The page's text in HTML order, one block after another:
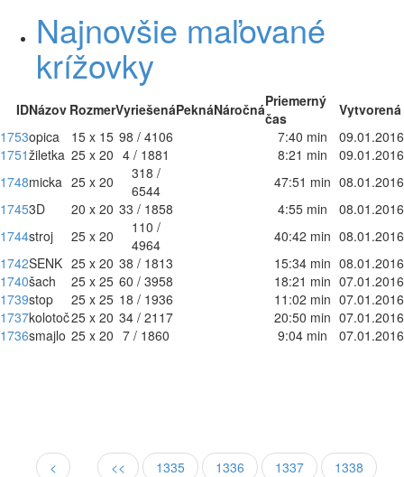
Najnovšie maľované
krížovky
IDNázov RozmerVyriešenáPeknáNáročnáPriemerný
čas
Vytvorená
1753opica 15 x 15 98 / 4106 7:40 min
09.01.2016
1751žiletka 25 x 20 4 / 1881 8:21 min
09.01.2016
1748micka 25 x 20
318 /
6544
47:51 min 08.01.2016
17453D 20 x 20 33 / 1858 4:55 min
08.01.2016
1744stroj 25 x 20
110 /
4964
40:42 min 08.01.2016
1742SENK 25 x 20 38 / 1813 15:34 min 08.01.2016
1740šach 25 x 25 60 / 3958 18:21 min 07.01.2016
1739stop 25 x 25 18 / 1936 11:02 min 07.01.2016
1737kolotoč25 x 20 34 / 2117 20:50 min 07.01.2016
1736smajlo 25 x 20 7 / 1860 9:04 min 07.01.2016
<<
< 1335 1336 1337
1338